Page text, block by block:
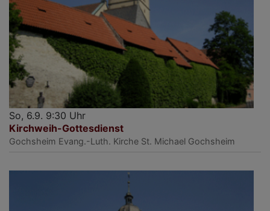
So, 6.9. 9:30 Uhr
Kirchweih-Gottesdienst
Gochsheim Evang.-Luth. Kirche St. Michael Gochsheim